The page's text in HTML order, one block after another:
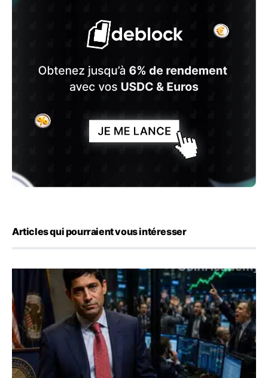
Articles qui pourraient vous intéresser
Emploi américain : 23 000 postes détruits en juillet, les